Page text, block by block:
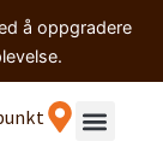
å oppgradere